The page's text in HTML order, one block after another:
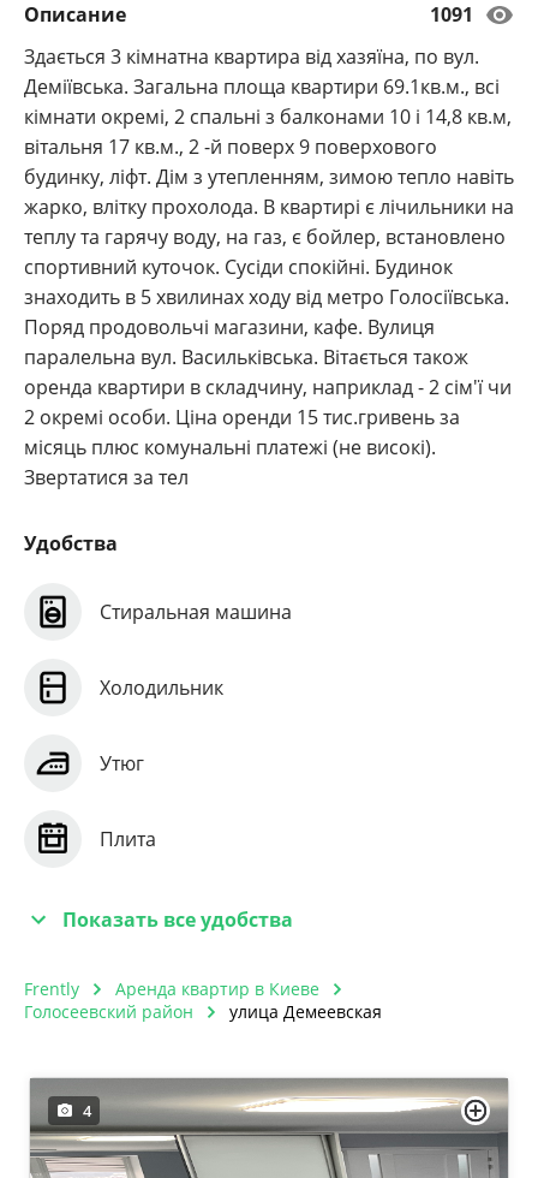
Описание
1091
Здається 3 кімнатна квартира від хазяїна, по вул.
Деміївська. Загальна площа квартири 69.1кв.м., всі
кімнати окремі, 2 спальні з балконами 10 і 14,8 кв.м,
вітальня 17 кв.м., 2 -й поверх 9 поверхового
будинку, ліфт. Дім з утепленням, зимою тепло навіть
жарко, влітку прохолода. В квартирі є лічильники на
теплу та гарячу воду, на газ, є бойлер, встановлено
спортивний куточок. Сусіди спокійні. Будинок
знаходить в 5 хвилинах ходу від метро Голосіївська.
Поряд продовольчі магазини, кафе. Вулиця
паралельна вул. Васильківська. Вітається також
оренда квартири в складчину, наприклад - 2 сім'ї чи
2 окремі особи. Ціна оренди 15 тис.гривень за
місяць плюс комунальні платежі (не високі).
Звертатися за тел
Удобства
Стиральная машина
Холодильник
Утюг
Плита
Показать все удобства
Frently
Аренда квартир в Киеве
Голосеевский район
улица Демеевская
4